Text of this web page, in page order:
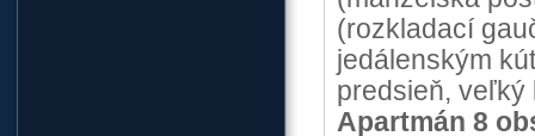
(rozkladací
jedálenským
predsieň, veľký
Apartmán 8